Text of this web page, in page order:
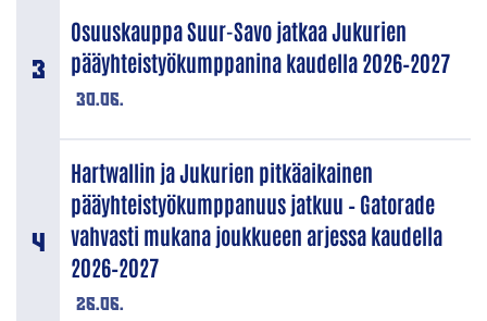
30.06.
Osuuskauppa Suur-Savo jatkaa Jukurien
pääyhteistyökumppanina kaudella 2026–2027
26.06.
Hartwallin ja Jukurien pitkäaikainen
pääyhteistyökumppanuus jatkuu – Gatorade
vahvasti mukana joukkueen arjessa kaudella
2026–2027